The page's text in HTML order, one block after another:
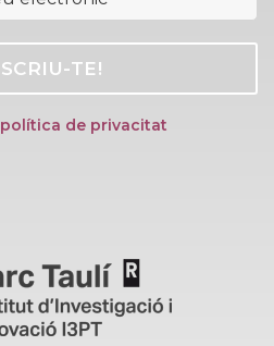
política de privacitat